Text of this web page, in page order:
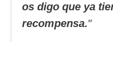
os digo que ya
recompensa."